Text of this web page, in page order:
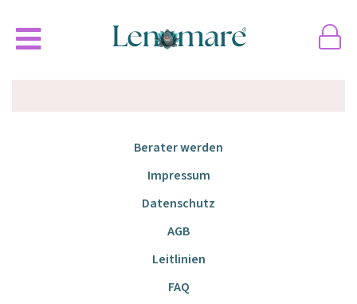
Berater werden
Impressum
Datenschutz
AGB
Leitlinien
FAQ